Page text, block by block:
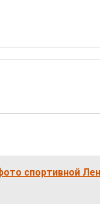
спортивной